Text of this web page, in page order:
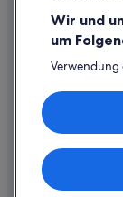
Expedia-
Internationale
© 2026 Expedia,
vorbehalten.
Wir und
um
Speichern
Endgerät.
von
Liste der